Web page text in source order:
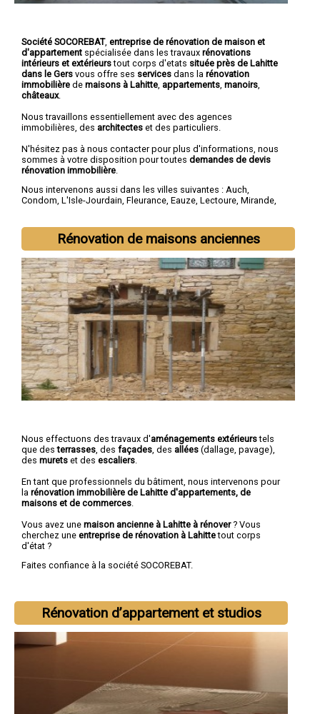
Société SOCOREBAT, entreprise de rénovation de maison et
d'appartement spécialisée dans les travaux rénovations
intérieurs et extérieurstout corps d'etats située près de Lahitte
dans le Gers vous offre ses services dans la rénovation
immobilière de maisons à Lahitte appartements manoirs
châteaux.
Nous travaillons essentiellement avec des agences
immobilières, des architectes et des particuliers.
N'hésitez pas à nous contacter pour plus d'informations, nous
sommes à votre disposition pour toutes demandes de devis
rénovation immobilière
Nous intervenons aussi dans les villes suivantes : Auch,
Condom, L'Isle-Jourdain, Fleurance, Eauze, Lectoure, Mirande,
Rénovation de maisons anciennes
Nous effectuons des travaux d'aménagements extérieurstels
que desterrasses , des façades , des allées (dallage, pavage),
des murets et des escaliers
En tant que professionnels du bâtiment, nous intervenons pour
la rénovation immobilière de Lahitte d'appartements, de
maisons et de commerces
Vous avez une maison ancienne à Lahitte à rénover? Vous
cherchez une entreprise de rénovation à Lahittetout corps
d'état ?
Faites confiance à la société SOCOREBAT.
Rénovation d’appartement et studios